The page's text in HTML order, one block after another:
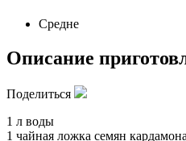
Средне
Описание
Поделиться
1 л воды
1 чайная ложка семян кардамона